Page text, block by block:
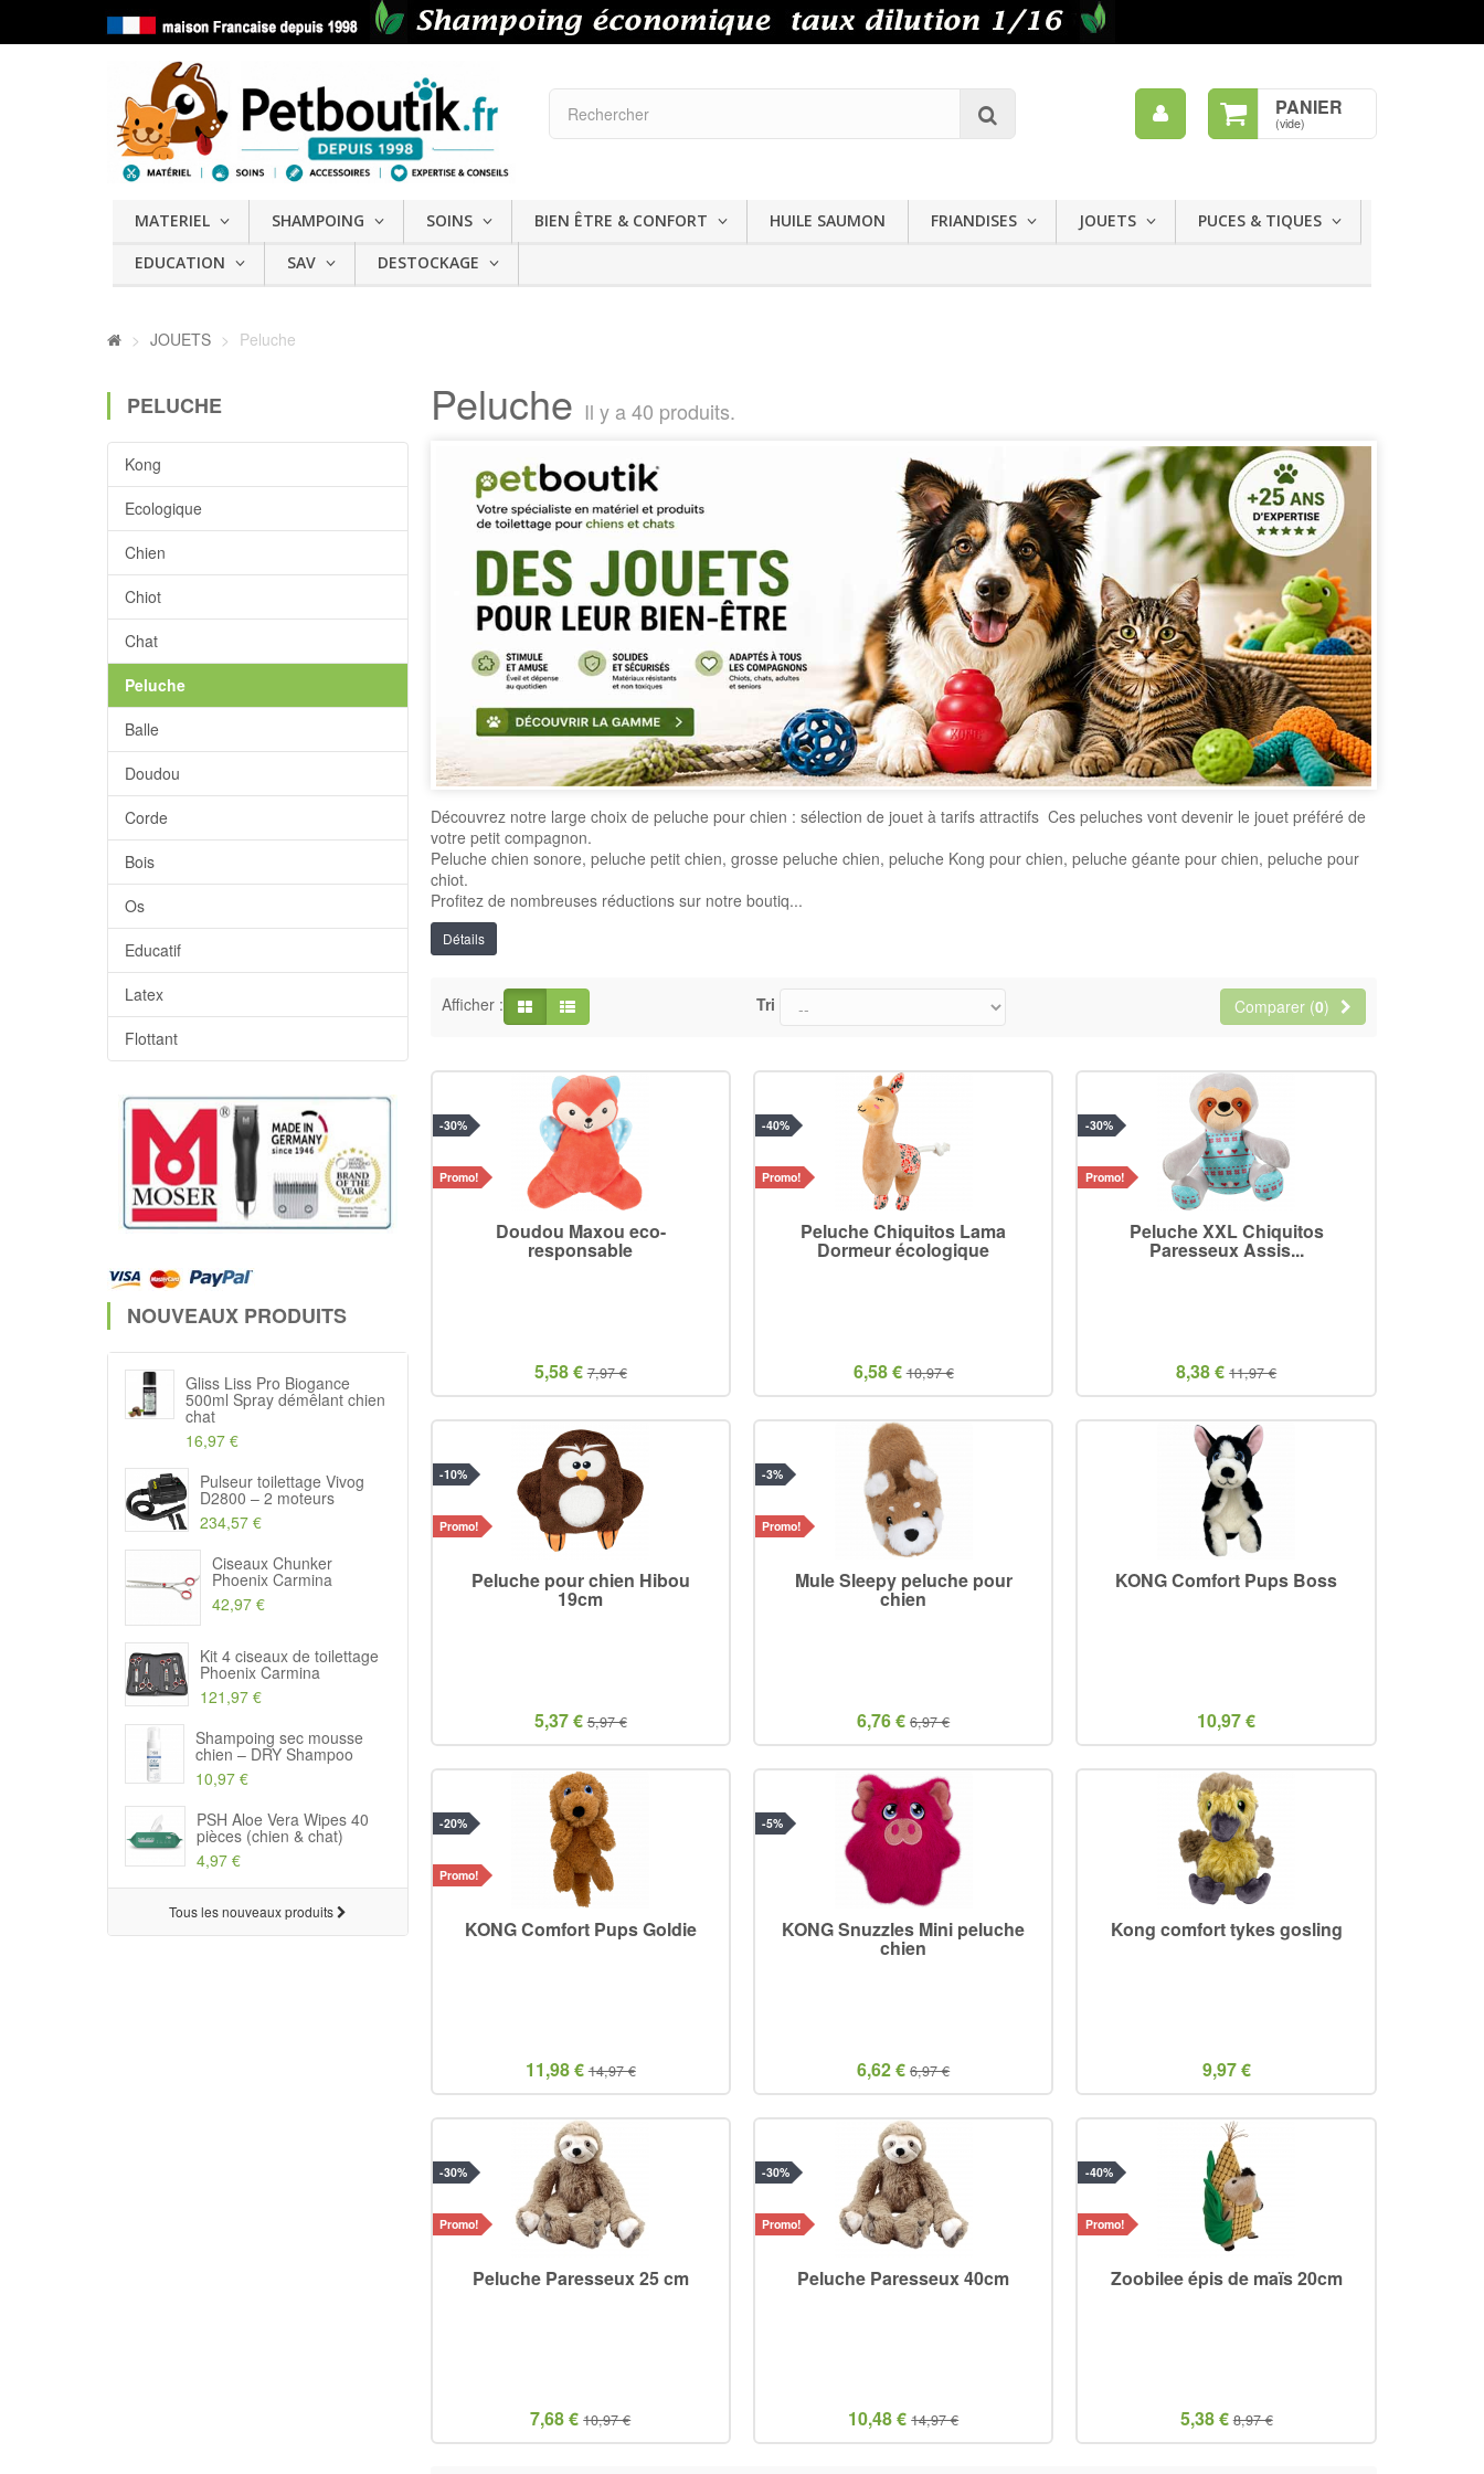
PANIER
(vide)
Mon
compte
MATERIEL SHAMPOING SOINS BIEN ÊTRE & CONFORT HUILE SAUMON FRIANDISES JOUETS
PUCES & TIQUES
EDUCATION
SAV DESTOCKAGE
> JOUETS > Peluche
PELUCHE
Kong
Ecologique
Chien
Chiot
Chat
Peluche
Balle
Doudou
Corde
Bois
Os
Educatif
Latex
Flottant
NOUVEAUX PRODUITS
Gliss Liss Pro Biogance
500ml Spray démêlant chien
chat
16,97 €
Pulseur toilettage Vivog
D2800 – 2 moteurs
234,57 €
Ciseaux Chunker
Phoenix Carmina
42,97 €
Kit 4 ciseaux de toilettage
Phoenix Carmina
121,97 €
Shampoing sec mousse
chien – DRY Shampoo
10,97 €
PSH Aloe Vera Wipes 40
pièces (chien & chat)
4,97 €
Tous les nouveaux produits
Peluche Il y a 40 produits.
Découvrez notre large choix de peluche pour chien : sélection de jouet à tarifs attractifs Ces peluches vont devenir le jouet préféré de
votre petit compagnon.
Peluche chien sonore, peluche petit chien, grosse peluche chien, peluche Kong pour chien, peluche géante pour chien, peluche pour
chiot.
Profitez de nombreuses réductions sur notre boutiq...
Détails
Afficher : Tri Comparer (0)
Promo!
Doudou Maxou eco-
responsable
5,58 €7,97 €
-30%
Promo!
Peluche Chiquitos Lama
Dormeur écologique
6,58 €10,97 €
-40%
Promo!
Peluche XXL Chiquitos
Paresseux Assis...
8,38 €11,97 €
-30%
Promo!
Peluche pour chien Hibou
19cm
5,37 €5,97 €
-10%
Promo!
Mule Sleepy peluche pour
chien
6,76 €6,97 €
-3%
KONG Comfort Pups Boss
10,97 €
Promo!
KONG Comfort Pups Goldie
11,98 €14,97 €
-20%
KONG Snuzzles Mini peluche
chien
6,62 €6,97 €
-5%
Kong comfort tykes gosling
9,97 €
Promo!
Peluche Paresseux 25 cm
7,68 €10,97 €
-30%
Promo!
Peluche Paresseux 40cm
10,48 €14,97 €
-30%
Promo!
Zoobilee épis de maïs 20cm
5,38 €8,97 €
-40%